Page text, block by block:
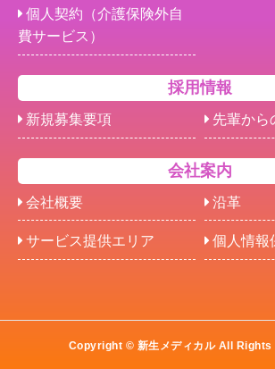
個人契約（介護保険外自
費サービス）
採用情報
新規募集要項 先輩から
会社案内
会社概要 沿革
サービス提供エリア 個人情報
Copyright © 新生メディカル All